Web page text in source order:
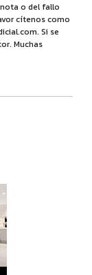
o del fallo
cítenos como
Si se
Muchas